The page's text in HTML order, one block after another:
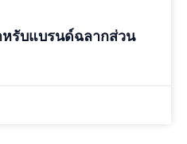
รับแบรนด์ฉลากส่วน